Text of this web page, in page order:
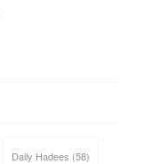
Daily Hadees (58)